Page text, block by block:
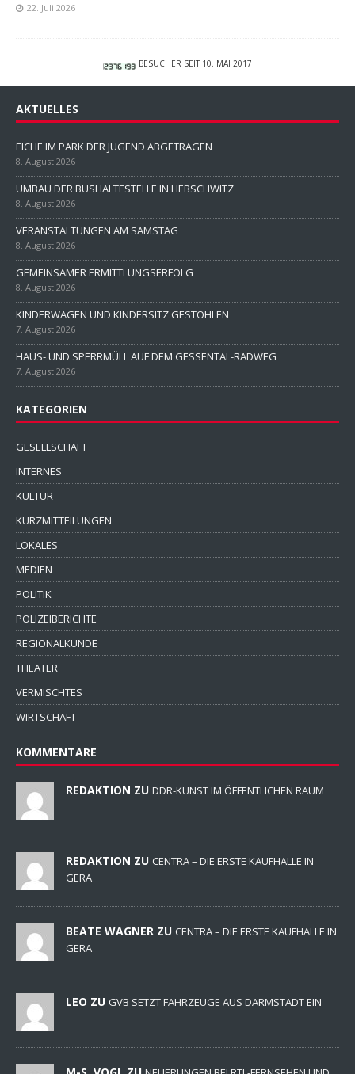
22. Juli 2026
BESUCHER SEIT 10. MAI 2017
AKTUELLES
EICHE IM PARK DER JUGEND ABGETRAGEN
8. August 2026
UMBAU DER BUSHALTESTELLE IN LIEBSCHWITZ
8. August 2026
VERANSTALTUNGEN AM SAMSTAG
8. August 2026
GEMEINSAMER ERMITTLUNGSERFOLG
8. August 2026
KINDERWAGEN UND KINDERSITZ GESTOHLEN
7. August 2026
HAUS- UND SPERRMÜLL AUF DEM GESSENTAL-RADWEG
7. August 2026
KATEGORIEN
GESELLSCHAFT
INTERNES
KULTUR
KURZMITTEILUNGEN
LOKALES
MEDIEN
POLITIK
POLIZEIBERICHTE
REGIONALKUNDE
THEATER
VERMISCHTES
WIRTSCHAFT
KOMMENTARE
REDAKTION ZU DDR-KUNST IM ÖFFENTLICHEN RAUM
REDAKTION ZU CENTRA – DIE ERSTE KAUFHALLE IN
GERA
BEATE WAGNER ZU CENTRA – DIE ERSTE KAUFHALLE IN
GERA
LEO ZU GVB SETZT FAHRZEUGE AUS DARMSTADT EIN